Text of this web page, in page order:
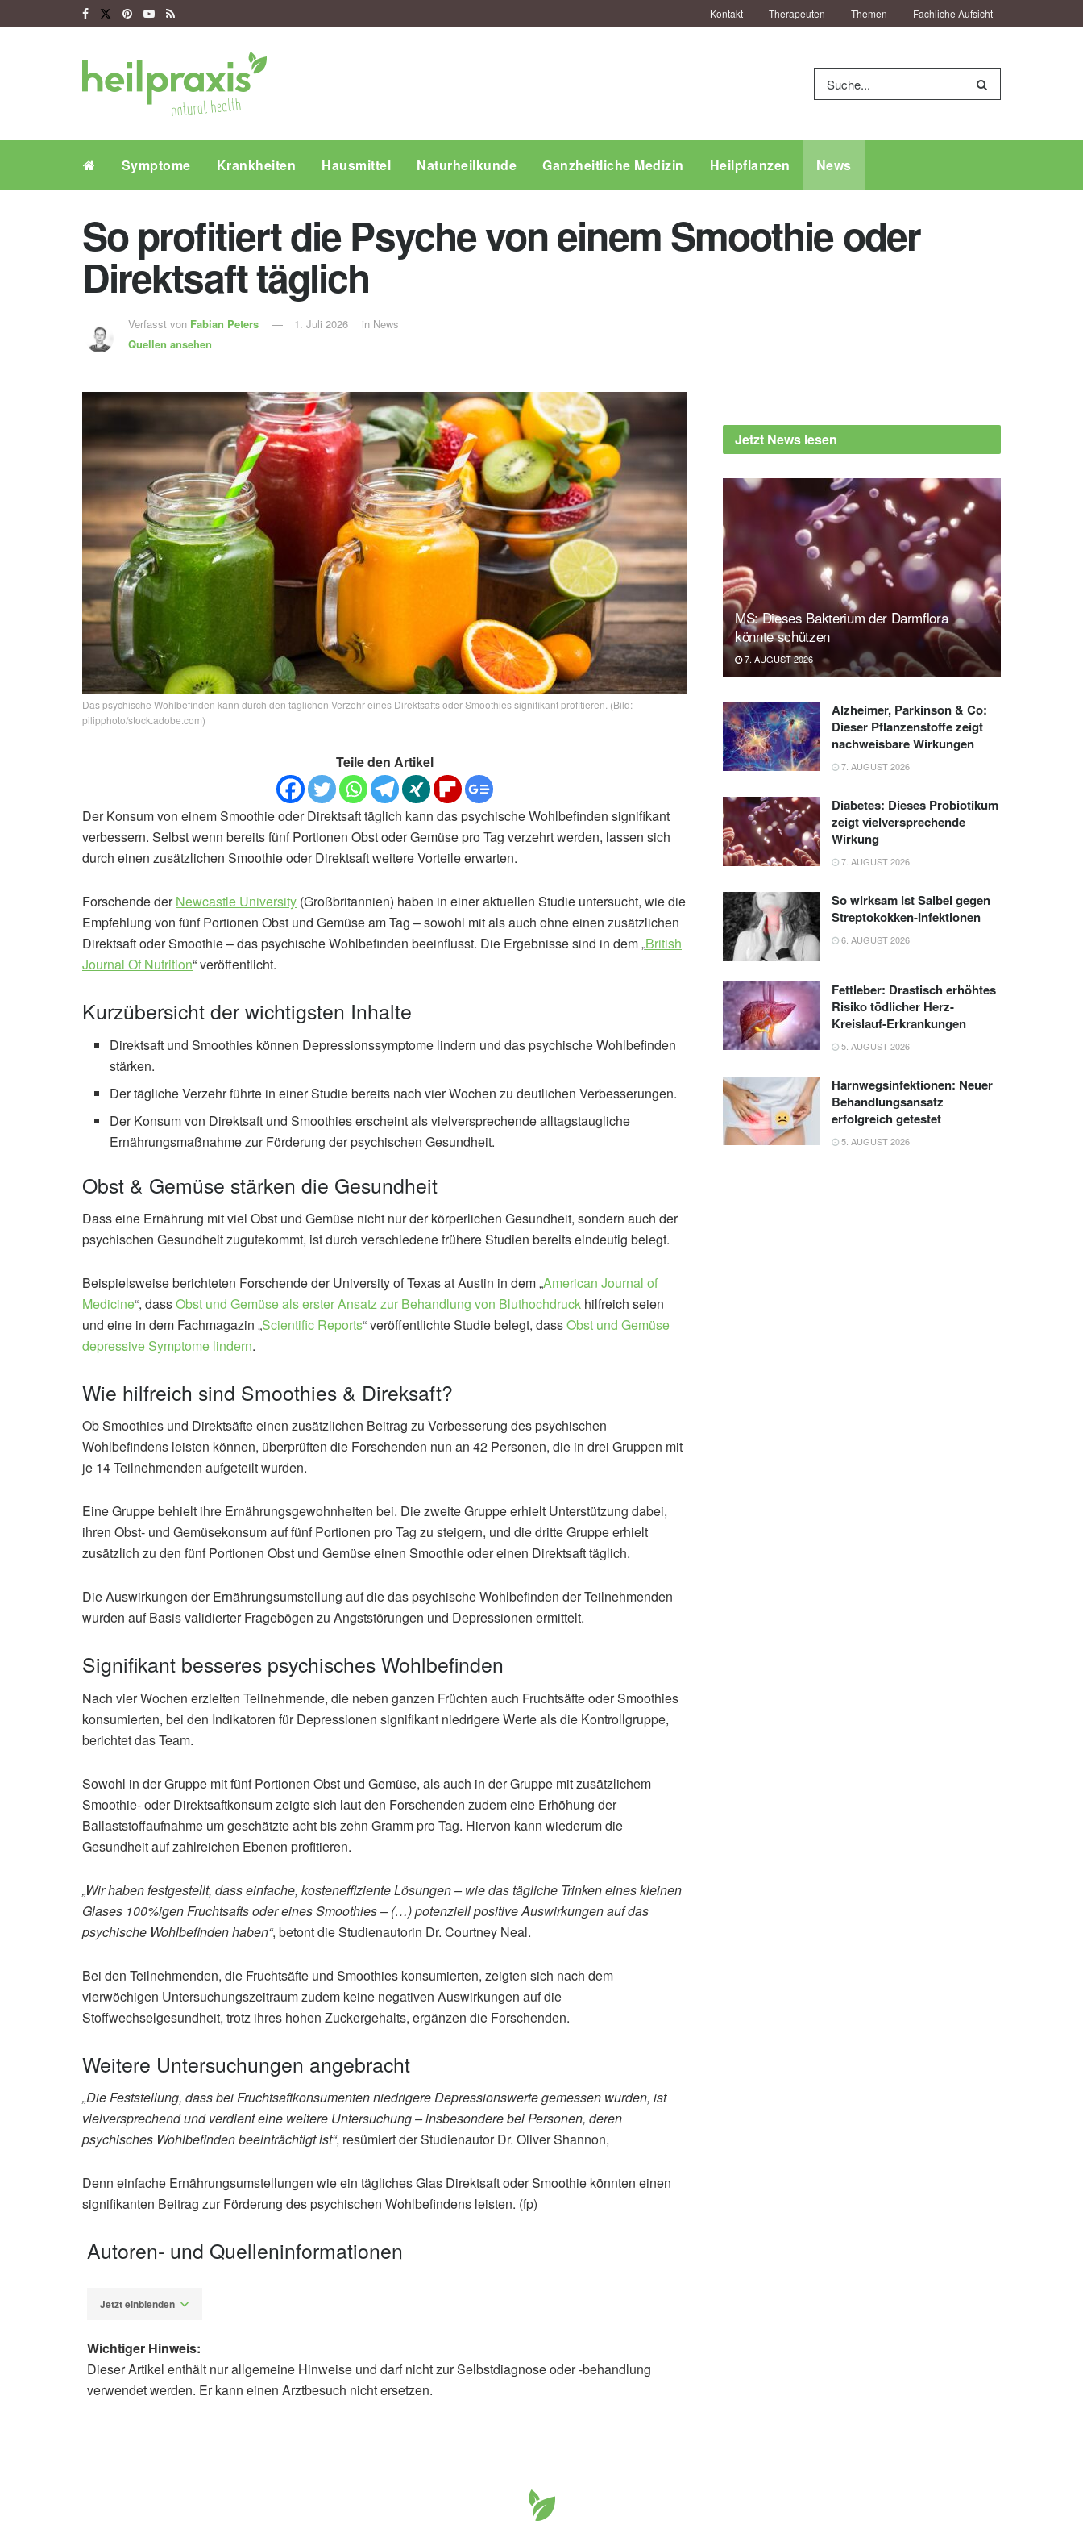
Kontakt Therapeuten Themen Fachliche Aufsicht
Symptome Krankheiten Hausmittel Naturheilkunde Ganzheitliche Medizin Heilpflanzen News
So profitiert die Psyche von einem Smoothie oder
Direktsaft täglich
Verfasst von Fabian Peters
Quellen ansehen
1. Juli 2026 in News
Das psychische Wohlbefinden kann durch den täglichen Verzehr eines Direktsafts oder Smoothies signifikant profitieren. (Bild:
pilipphoto/stock.adobe.com)
Teile den Artikel
Der Konsum von einem Smoothie oder Direktsaft täglich kann das psychische Wohlbefinden signifikant
verbessern. Selbst wenn bereits fünf Portionen Obst oder Gemüse pro Tag verzehrt werden, lassen sich
durch einen zusätzlichen Smoothie oder Direktsaft weitere Vorteile erwarten.
Forschende derNewcastle University (Großbritannien) haben in einer aktuellen Studie untersucht, wie die
Empfehlung von fünf Portionen Obst und Gemüse am Tag – sowohl mit als auch ohne einen zusätzlichen
Direktsaft oder Smoothie – das psychische Wohlbefinden beeinflusst. Die Ergebnisse sind in dem „British
Journal Of Nutrition“ veröffentlicht.
Kurzübersicht der wichtigsten Inhalte
Direktsaft und Smoothies können Depressionssymptome lindern und das psychische Wohlbefinden
stärken.
Der tägliche Verzehr führte in einer Studie bereits nach vier Wochen zu deutlichen Verbesserungen.
Der Konsum von Direktsaft und Smoothies erscheint als vielversprechende alltagstaugliche
Ernährungsmaßnahme zur Förderung der psychischen Gesundheit.
Obst & Gemüse stärken die Gesundheit
Dass eine Ernährung mit viel Obst und Gemüse nicht nur der körperlichen Gesundheit, sondern auch der
psychischen Gesundheit zugutekommt, ist durch verschiedene frühere Studien bereits eindeutig belegt.
Beispielsweise berichteten Forschende der University of Texas at Austin in dem „American Journal of
Medicine“, dassObst und Gemüse als erster Ansatz zur Behandlung von Bluthochdruck hilfreich seien
und eine in dem Fachmagazin „Scientific Reports“ veröffentlichte Studie belegt, dassObst und Gemüse
depressive Symptome lindern.
Wie hilfreich sind Smoothies & Direksaft?
Ob Smoothies und Direktsäfte einen zusätzlichen Beitrag zu Verbesserung des psychischen
Wohlbefindens leisten können, überprüften die Forschenden nun an 42 Personen, die in drei Gruppen mit
je 14 Teilnehmenden aufgeteilt wurden.
Eine Gruppe behielt ihre Ernährungsgewohnheiten bei. Die zweite Gruppe erhielt Unterstützung dabei,
ihren Obst- und Gemüsekonsum auf fünf Portionen pro Tag zu steigern, und die dritte Gruppe erhielt
zusätzlich zu den fünf Portionen Obst und Gemüse einen Smoothie oder einen Direktsaft täglich.
Die Auswirkungen der Ernährungsumstellung auf die das psychische Wohlbefinden der Teilnehmenden
wurden auf Basis validierter Fragebögen zu Angststörungen und Depressionen ermittelt.
Signifikant besseres psychisches Wohlbefinden
Nach vier Wochen erzielten Teilnehmende, die neben ganzen Früchten auch Fruchtsäfte oder Smoothies
konsumierten, bei den Indikatoren für Depressionen signifikant niedrigere Werte als die Kontrollgruppe,
berichtet das Team.
Sowohl in der Gruppe mit fünf Portionen Obst und Gemüse, als auch in der Gruppe mit zusätzlichem
Smoothie- oder Direktsaftkonsum zeigte sich laut den Forschenden zudem eine Erhöhung der
Ballaststoffaufnahme um geschätzte acht bis zehn Gramm pro Tag. Hiervon kann wiederum die
Gesundheit auf zahlreichen Ebenen profitieren.
„Wir haben festgestellt, dass einfache, kosteneffiziente Lösungen – wie das tägliche Trinken eines kleinen
Glases 100%igen Fruchtsafts oder eines Smoothies – (…) potenziell positive Auswirkungen auf das
psychische Wohlbefinden haben“, betont die Studienautorin Dr. Courtney Neal.
Bei den Teilnehmenden, die Fruchtsäfte und Smoothies konsumierten, zeigten sich nach dem
vierwöchigen Untersuchungszeitraum zudem keine negativen Auswirkungen auf die
Stoffwechselgesundheit, trotz ihres hohen Zuckergehalts, ergänzen die Forschenden.
Weitere Untersuchungen angebracht
„Die Feststellung, dass bei Fruchtsaftkonsumenten niedrigere Depressionswerte gemessen wurden, ist
vielversprechend und verdient eine weitere Untersuchung – insbesondere bei Personen, deren
psychisches Wohlbefinden beeinträchtigt ist“, resümiert der Studienautor Dr. Oliver Shannon,
Denn einfache Ernährungsumstellungen wie ein tägliches Glas Direktsaft oder Smoothie könnten einen
signifikanten Beitrag zur Förderung des psychischen Wohlbefindens leisten. (fp)
Autoren- und Quelleninformationen
Jetzt einblenden
Fabian Peters
Newcastle University: Daily glass of 100% fruit juice could help support mental wellbeing
Wichtiger Hinweis:
Dieser Artikel enthält nur allgemeine Hinweise und darf nicht zur Selbstdiagnose oder -behandlung
verwendet werden. Er kann einen Arztbesuch nicht ersetzen.
Jetzt News lesen
MS: Dieses Bakterium der Darmflora
könnte schützen
7. AUGUST 2026
Alzheimer, Parkinson & Co:
Dieser Pflanzenstoffe zeigt
nachweisbare Wirkungen
7. AUGUST 2026
Diabetes: Dieses Probiotikum
zeigt vielversprechende
Wirkung
7. AUGUST 2026
So wirksam ist Salbei gegen
Streptokokken-Infektionen
6. AUGUST 2026
Fettleber: Drastisch erhöhtes
Risiko tödlicher Herz-
Kreislauf-Erkrankungen
5. AUGUST 2026
Harnwegsinfektionen: Neuer
Behandlungsansatz
erfolgreich getestet
5. AUGUST 2026